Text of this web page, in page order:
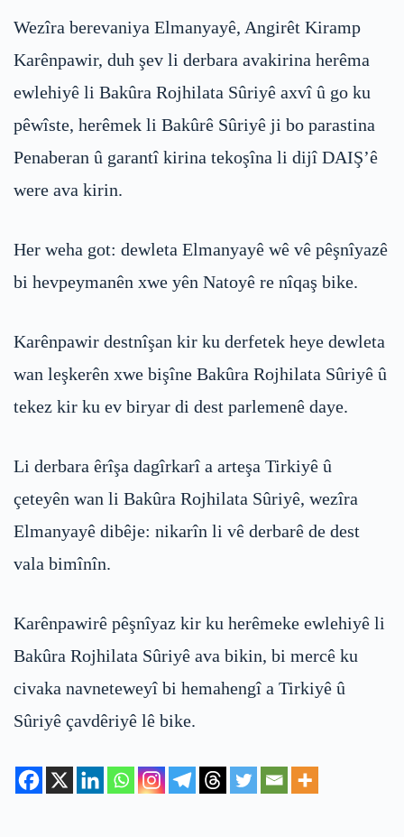
Wezîra berevaniya Elmanyayê, Angirêt Kiramp
Karênpawir, duh şev li derbara avakirina herêma
ewlehiyê li Bakûra Rojhilata Sûriyê axvî û go ku
pêwîste, herêmek li Bakûrê Sûriyê ji bo parastina
Penaberan û garantî kirina tekoşîna li dijî DAIŞ’ê
were ava kirin.
Her weha got: dewleta Elmanyayê wê vê pêşnîyazê
bi hevpeymanên xwe yên Natoyê re nîqaş bike.
Karênpawir destnîşan kir ku derfetek heye dewleta
wan leşkerên xwe bişîne Bakûra Rojhilata Sûriyê û
tekez kir ku ev biryar di dest parlemenê daye.
Li derbara êrîşa dagîrkarî a arteşa Tirkiyê û
çeteyên wan li Bakûra Rojhilata Sûriyê, wezîra
Elmanyayê dibêje: nikarîn li vê derbarê de dest
vala bimînîn.
Karênpawirê pêşnîyaz kir ku herêmeke ewlehiyê li
Bakûra Rojhilata Sûriyê ava bikin, bi mercê ku
civaka navneteweyî bi hemahengî a Tirkiyê û
Sûriyê çavdêriyê lê bike.